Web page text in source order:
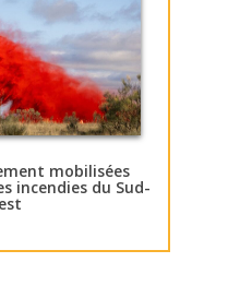
mobilisées
incendies du Sud-